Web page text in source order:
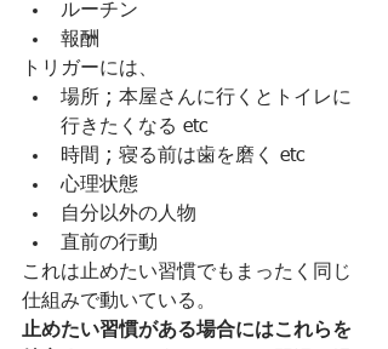
ルーチン
報酬
トリガーには、
場所 ; 本屋さんに行くとトイレに
行きたくなる etc
時間 ; 寝る前は歯を磨く etc
心理状態
自分以外の人物
直前の行動
これは止めたい習慣でもまったく同じ
仕組みで動いている。
止めたい習慣がある場合にはこれらを